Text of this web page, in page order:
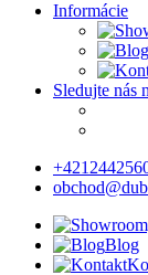
Informácie
Sledujte nás
Blog